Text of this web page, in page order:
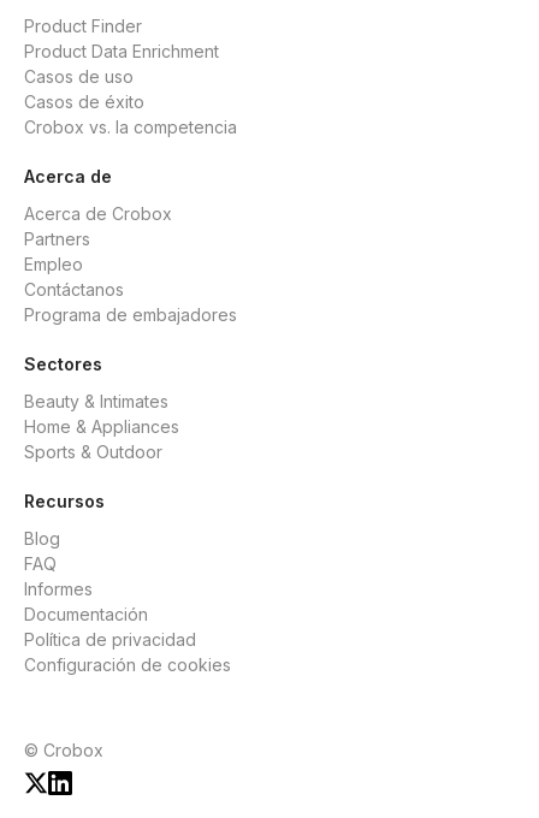
Product Finder
Product Data Enrichment
Casos de uso
Casos de éxito
Crobox vs. la competencia
Acerca de
Acerca de Crobox
Partners
Empleo
Contáctanos
Programa de embajadores
Sectores
Beauty & Intimates
Home & Appliances
Sports & Outdoor
Recursos
Blog
FAQ
Informes
Documentación
Política de privacidad
Configuración de cookies
© Crobox